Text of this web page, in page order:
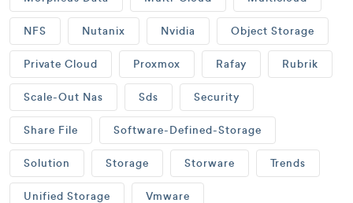
NFS Nutanix Nvidia Object Storage
Private Cloud Proxmox Rafay Rubrik
Scale-Out Nas Sds Security
Share File Software-Defined-Storage
Solution Storage Storware Trends
Unified Storage Vmware